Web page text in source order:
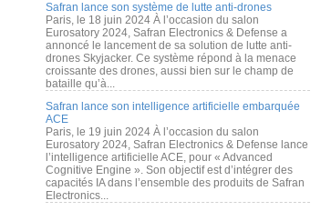
Safran lance son système de lutte anti-drones
Paris, le 18 juin 2024 À l’occasion du salon
Eurosatory 2024, Safran Electronics & Defense a
annoncé le lancement de sa solution de lutte anti-
drones Skyjacker. Ce système répond à la menace
croissante des drones, aussi bien sur le champ de
bataille qu’à...
Safran lance son intelligence artificielle embarquée
ACE
Paris, le 19 juin 2024 À l’occasion du salon
Eurosatory 2024, Safran Electronics & Defense lance
l’intelligence artificielle ACE, pour « Advanced
Cognitive Engine ». Son objectif est d’intégrer des
capacités IA dans l’ensemble des produits de Safran
Electronics...